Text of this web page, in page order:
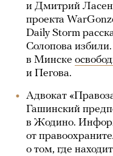
и Дмитрий
проекта
Daily Storm
Солопова
в Минске
и Пегова.
Адвокат
Гашинский
в Жодино.
от
о том, где